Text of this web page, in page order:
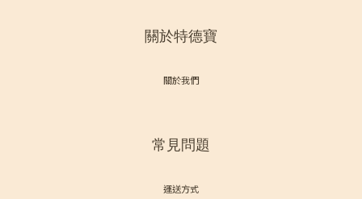
關於特德寶
關於我們
常見問題
運送方式